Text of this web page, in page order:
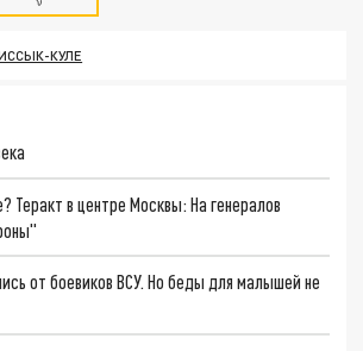
КУЛЕ
Теракт в центре Москвы: На генералов
от боевиков ВСУ. Но беды для малышей не